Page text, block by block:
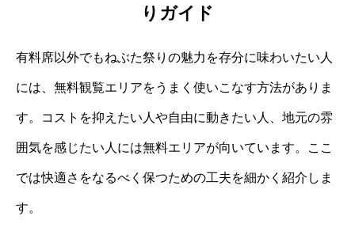
りガイド
有料席以外でもねぶた祭りの魅力を存分に味わいたい人
には、無料観覧エリアをうまく使いこなす方法がありま
す。コストを抑えたい人や自由に動きたい人、地元の雰
囲気を感じたい人には無料エリアが向いています。ここ
では快適さをなるべく保つための工夫を細かく紹介しま
す。